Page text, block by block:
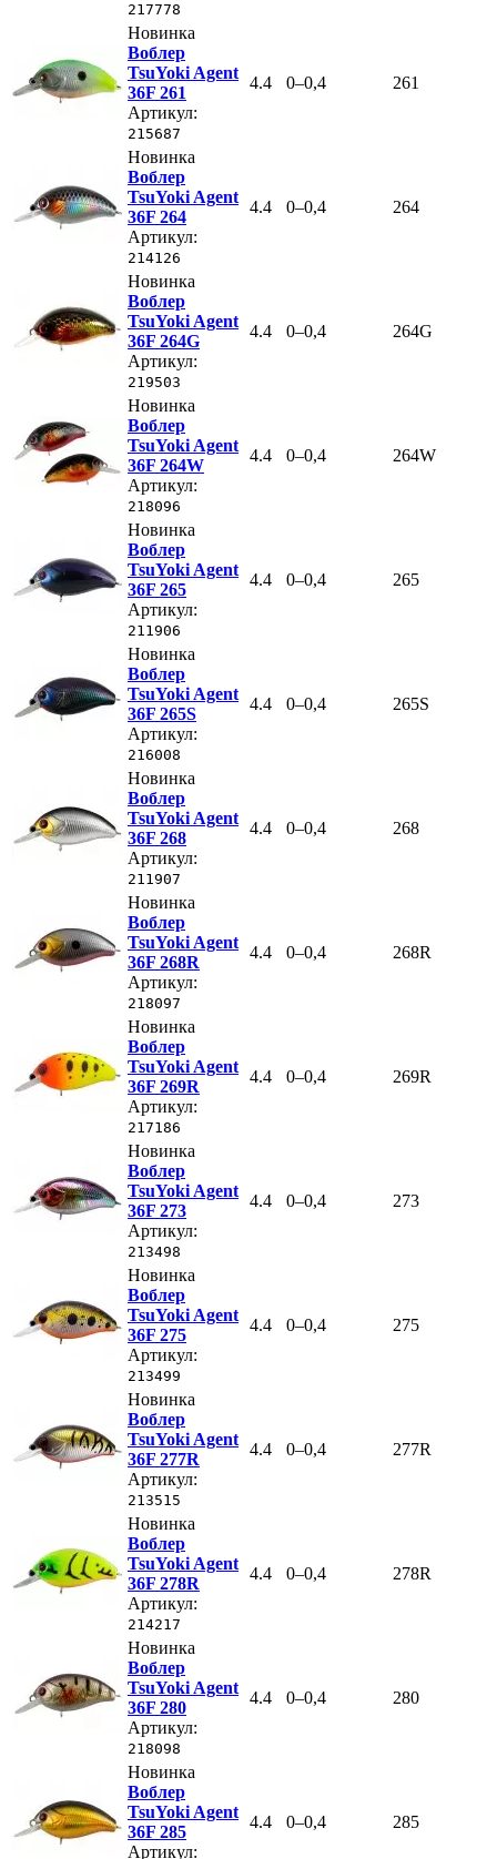
217778
Новинка
Воблер
TsuYoki Agent
36F 261
Артикул:
215687
4.4 0–0,4 261
Новинка
Воблер
TsuYoki Agent
36F 264
Артикул:
214126
4.4 0–0,4 264
Новинка
Воблер
TsuYoki Agent
36F 264G
Артикул:
219503
4.4 0–0,4 264G
Новинка
Воблер
TsuYoki Agent
36F 264W
Артикул:
218096
4.4 0–0,4 264W
Новинка
Воблер
TsuYoki Agent
36F 265
Артикул:
211906
4.4 0–0,4 265
Новинка
Воблер
TsuYoki Agent
36F 265S
Артикул:
216008
4.4 0–0,4 265S
Новинка
Воблер
TsuYoki Agent
36F 268
Артикул:
211907
4.4 0–0,4 268
Новинка
Воблер
TsuYoki Agent
36F 268R
Артикул:
218097
4.4 0–0,4 268R
Новинка
Воблер
TsuYoki Agent
36F 269R
Артикул:
217186
4.4 0–0,4 269R
Новинка
Воблер
TsuYoki Agent
36F 273
Артикул:
213498
4.4 0–0,4 273
Новинка
Воблер
TsuYoki Agent
36F 275
Артикул:
213499
4.4 0–0,4 275
Новинка
Воблер
TsuYoki Agent
36F 277R
Артикул:
213515
4.4 0–0,4 277R
Новинка
Воблер
TsuYoki Agent
36F 278R
Артикул:
214217
4.4 0–0,4 278R
Новинка
Воблер
TsuYoki Agent
36F 280
Артикул:
218098
4.4 0–0,4 280
Новинка
Воблер
TsuYoki Agent
36F 285
Артикул:
4.4 0–0,4 285